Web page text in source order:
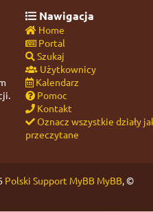
Nawigacja
Home
Portal
Szukaj
Użytkownicy
Kalendarz
Pomoc
Kontakt
Oznacz wszystkie działy
przeczytane
Polski Support MyBB MyBB, ©